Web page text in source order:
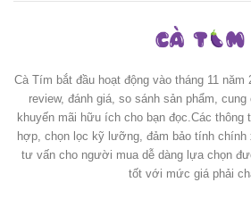
Cà Tím bắt đầu hoạt động vào tháng 11 năm
review, đánh giá, so sánh sản phẩm,
khuyến mãi hữu ích cho bạn đọc.Các thông
hợp, chọn lọc kỹ lưỡng, đảm bảo tính chính
tư vấn cho người mua dễ dàng lựa chọn
tốt với mức giá phải